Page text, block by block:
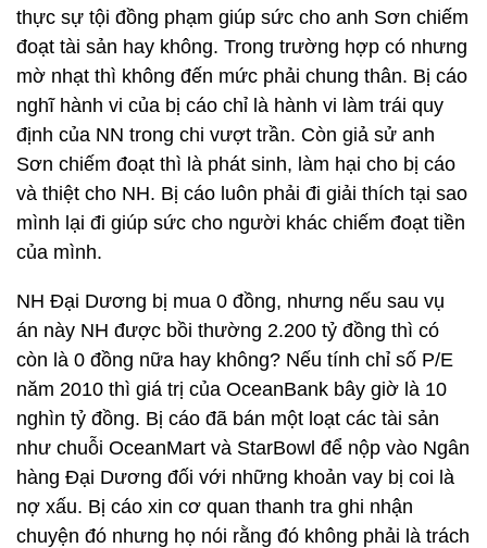
thực sự tội đồng phạm giúp sức cho anh Sơn chiếm
đoạt tài sản hay không. Trong trường hợp có nhưng
mờ nhạt thì không đến mức phải chung thân. Bị cáo
nghĩ hành vi của bị cáo chỉ là hành vi làm trái quy
định của NN trong chi vượt trần. Còn giả sử anh
Sơn chiếm đoạt thì là phát sinh, làm hại cho bị cáo
và thiệt cho NH. Bị cáo luôn phải đi giải thích tại sao
mình lại đi giúp sức cho người khác chiếm đoạt tiền
của mình.
NH Đại Dương bị mua 0 đồng, nhưng nếu sau vụ
án này NH được bồi thường 2.200 tỷ đồng thì có
còn là 0 đồng nữa hay không? Nếu tính chỉ số P/E
năm 2010 thì giá trị của OceanBank bây giờ là 10
nghìn tỷ đồng. Bị cáo đã bán một loạt các tài sản
như chuỗi OceanMart và StarBowl để nộp vào Ngân
hàng Đại Dương đối với những khoản vay bị coi là
nợ xấu. Bị cáo xin cơ quan thanh tra ghi nhận
chuyện đó nhưng họ nói rằng đó không phải là trách